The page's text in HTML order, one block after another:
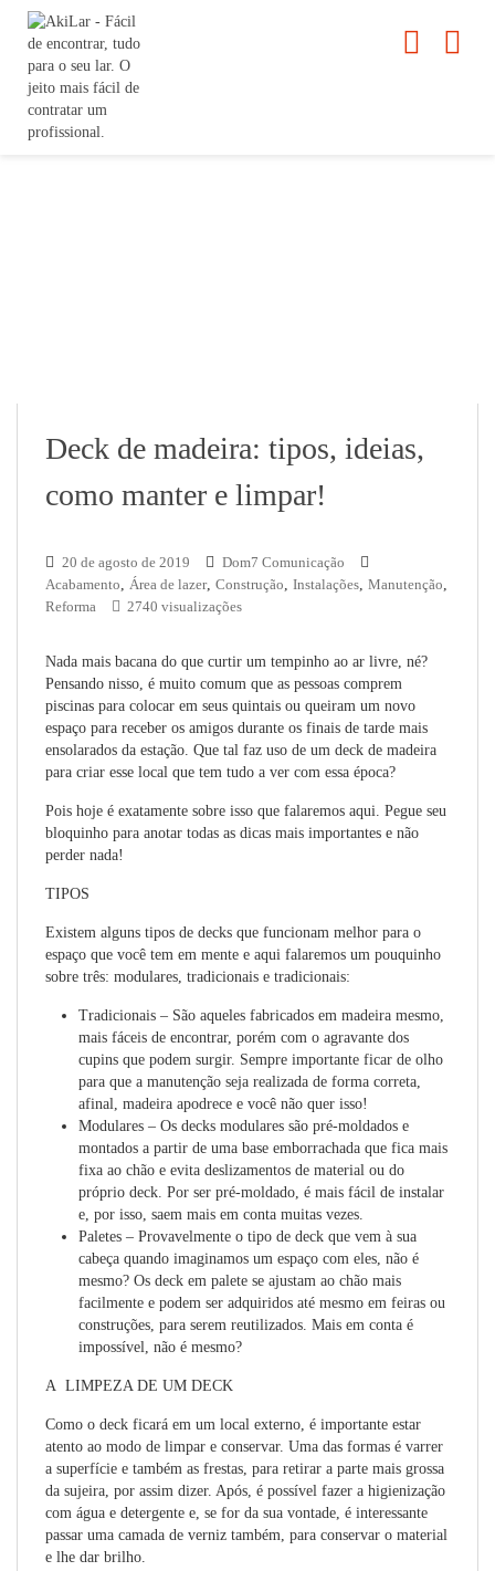
Deck de madeira: tipos, ideias,
como manter e limpar!
20 de agosto de 2019
Dom7 Comunicação
Acabamento, Área de lazer, Construção, Instalações, Manutenção,
Reforma
2740 visualizações
Nada mais bacana do que curtir um tempinho ao ar livre, né?
Pensando nisso, é muito comum que as pessoas comprem
piscinas para colocar em seus quintais ou queiram um novo
espaço para receber os amigos durante os finais de tarde mais
ensolarados da estação. Que tal faz uso de um deck de madeira
para criar esse local que tem tudo a ver com essa época?
Pois hoje é exatamente sobre isso que falaremos aqui. Pegue seu
bloquinho para anotar todas as dicas mais importantes e não
perder nada!
TIPOS
Existem alguns tipos de decks que funcionam melhor para o
espaço que você tem em mente e aqui falaremos um pouquinho
sobre três: modulares, tradicionais e tradicionais:
Tradicionais – São aqueles fabricados em madeira mesmo,
mais fáceis de encontrar, porém com o agravante dos
cupins que podem surgir. Sempre importante ficar de olho
para que a manutenção seja realizada de forma correta,
afinal, madeira apodrece e você não quer isso!
Modulares – Os decks modulares são pré-moldados e
montados a partir de uma base emborrachada que fica mais
fixa ao chão e evita deslizamentos de material ou do
próprio deck. Por ser pré-moldado, é mais fácil de instalar
e, por isso, saem mais em conta muitas vezes.
Paletes – Provavelmente o tipo de deck que vem à sua
cabeça quando imaginamos um espaço com eles, não é
mesmo? Os deck em palete se ajustam ao chão mais
facilmente e podem ser adquiridos até mesmo em feiras ou
construções, para serem reutilizados. Mais em conta é
impossível, não é mesmo?
A LIMPEZA DE UM DECK
Como o deck ficará em um local externo, é importante estar
atento ao modo de limpar e conservar. Uma das formas é varrer
a superfície e também as frestas, para retirar a parte mais grossa
da sujeira, por assim dizer. Após, é possível fazer a higienização
com água e detergente e, se for da sua vontade, é interessante
passar uma camada de verniz também, para conservar o material
e lhe dar brilho.